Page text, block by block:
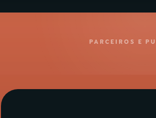
PARCEIROS E